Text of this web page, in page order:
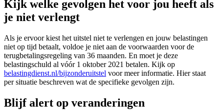
Kijk welke gevolgen het voor jou heeft als
je niet verlengt
Als je ervoor kiest het uitstel niet te verlengen en jouw belastingen
niet op tijd betaalt, voldoe je niet aan de voorwaarden voor de
terugbetalingsregeling van 36 maanden. En moet je deze
belastingschuld al vóór 1 oktober 2021 betalen. Kijk op
belastingdienst.nl/bijzonderuitstel voor meer informatie. Hier staat
per situatie beschreven wat de specifieke gevolgen zijn.
Blijf alert op veranderingen